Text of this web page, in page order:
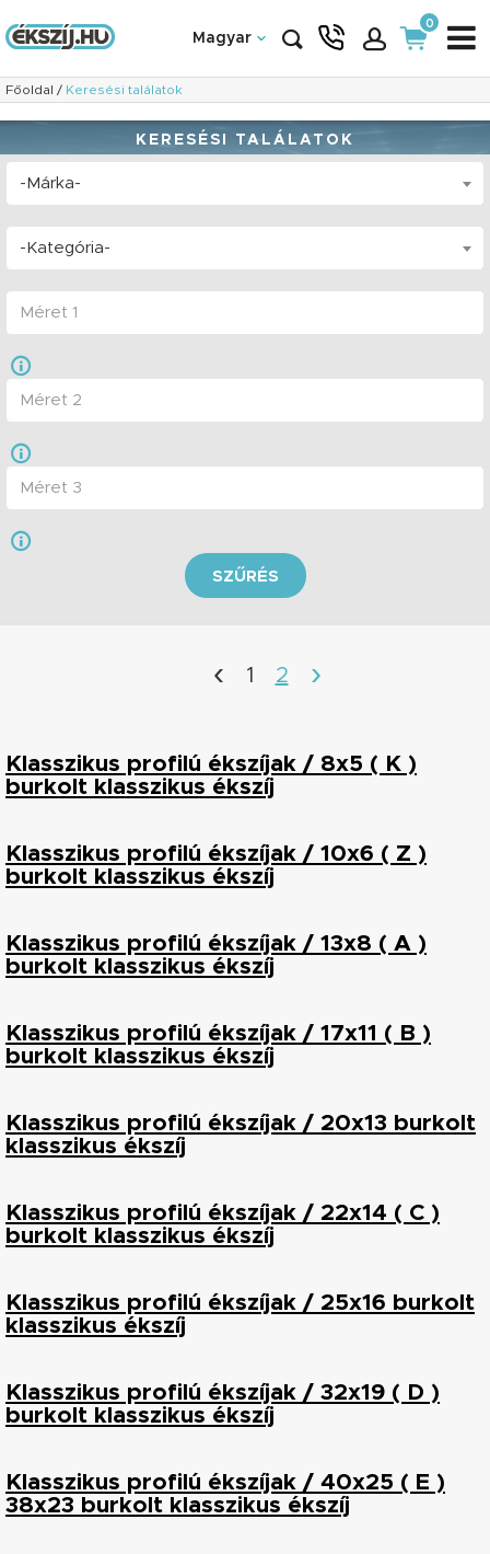
Magyar
0
Főoldal / Keresési találatok
KERESÉSI TALÁLATOK
-Márka-
-Kategória-
SZŰRÉS
‹ 1 2 ›
Klasszikus profilú ékszíjak / 8x5 ( K )
burkolt klasszikus ékszíj
Klasszikus profilú ékszíjak / 10x6 ( Z )
burkolt klasszikus ékszíj
Klasszikus profilú ékszíjak / 13x8 ( A )
burkolt klasszikus ékszíj
Klasszikus profilú ékszíjak / 17x11 ( B )
burkolt klasszikus ékszíj
Klasszikus profilú ékszíjak / 20x13 burkolt
klasszikus ékszíj
Klasszikus profilú ékszíjak / 22x14 ( C )
burkolt klasszikus ékszíj
Klasszikus profilú ékszíjak / 25x16 burkolt
klasszikus ékszíj
Klasszikus profilú ékszíjak / 32x19 ( D )
burkolt klasszikus ékszíj
Klasszikus profilú ékszíjak / 40x25 ( E )
38x23 burkolt klasszikus ékszíj